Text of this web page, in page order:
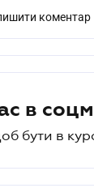
коментар
в
бути в